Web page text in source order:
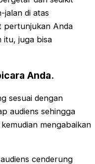
jalan di atas
pertunjukan Anda
itu, juga bisa
Anda.
sesuai dengan
audiens sehingga
mengabaikan
cenderung